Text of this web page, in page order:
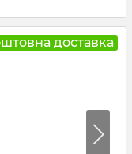
доставка